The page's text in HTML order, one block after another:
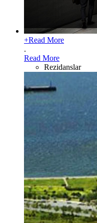
+Read More
.
Read More
Rezidanslar